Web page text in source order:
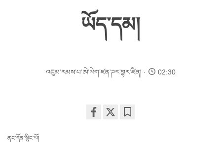
ཡོད་དམ།
འབུམ་རམས་པ་ཨེ་ལེག་ཛན་ཌར་བྷར་ཛིན། 02:30
ནང་དོན་སྙིང་པོ།